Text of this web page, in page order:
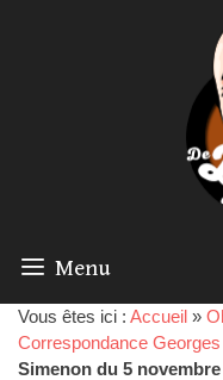
Menu
Vous êtes ici : Accueil »
Correspondance
Simenon du 5 novembre